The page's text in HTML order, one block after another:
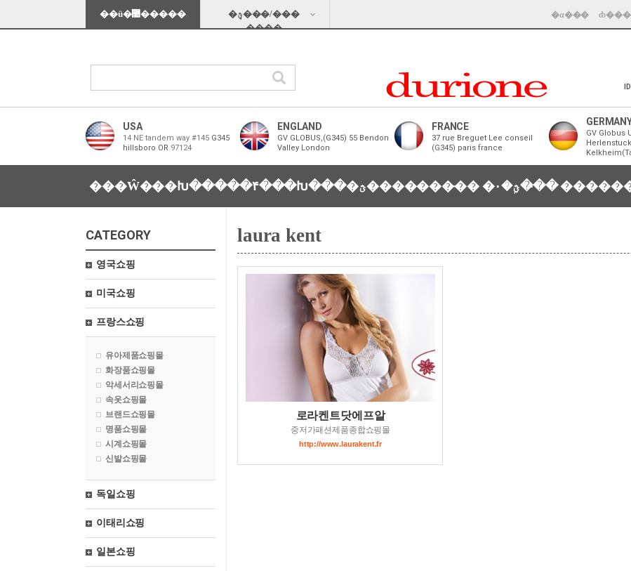
��ü�޴�����
�ؿܱ���/���
���̵�
�α���
USA
14 NE tandem way #145 G345
hillsboro OR 97124
ENGLAND
GV GLOBUS,(G345) 55 Bendon
Valley London
FRANCE
37 rue Breguet Lee conseil
(G345) paris france
GV Globus
���Ŵ���Խ�����۴���Խ��� �ؿ��������̵� �ؿܹ�۰��̵�
CATEGORY
영국쇼핑
미국쇼핑
프랑스쇼핑
유아제품쇼핑몰
화장품쇼핑몰
악세서리쇼핑몰
속옷쇼핑몰
브랜드쇼핑몰
명품쇼핑몰
시계쇼핑몰
신발쇼핑몰
독일쇼핑
이태리쇼핑
일본쇼핑
laura kent
로라켄트닷에프알
중저가패션제품종합쇼핑몰
http://www.laurakent.fr